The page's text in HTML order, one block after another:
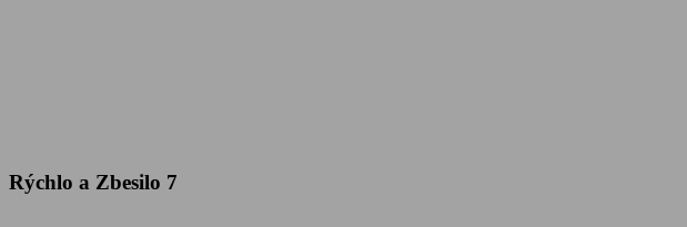
Rýchlo a Zbesilo 7